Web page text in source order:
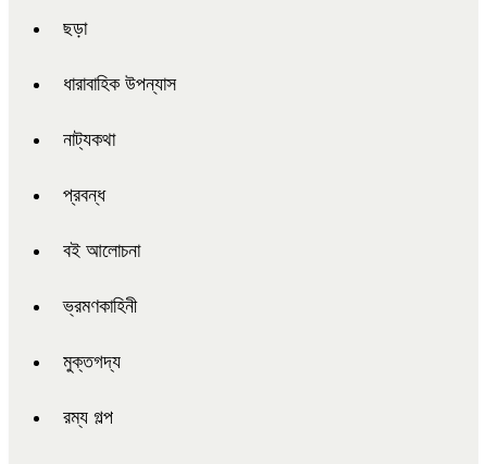
ছড়া
ধারাবাহিক উপন্যাস
নাট্যকথা
প্রবন্ধ
বই আলোচনা
ভ্রমণকাহিনী
মুক্তগদ্য
রম্য গল্প